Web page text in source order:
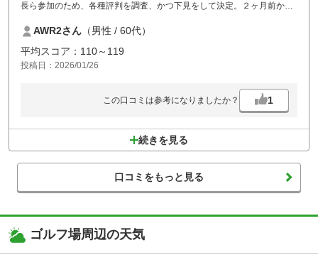
長ら参加のため、各種評判を調査、かつ下見をして決定。２ヶ月前から
切丁寧に対応してくれた。
さて当日は雪模様。前半は何とかなり、昼食中は晴れ間が見えてきた
が、後半途中に降雪が酷くなり、ゴルフ場側からクローズの連絡(判断は
適切)。誘導車が来るまで全組が茶屋で待機し、クラブハウスに戻った。
バタ状態。滅多にないことなので仕方ないものの、クラブ側責任者を明
確にして、プレーヤーに声掛けするようにすると良いでしょう。
2）地域の中ではやや高めの価格設定だが、コース整備はよく、またプ
AWR2さん （男性 / 60代）
平均スコア：110～119
投稿日：2026/01/26
この口コミは参考になりましたか？ 1
続きを見る
口コミをもっと見る
ゴルフ場周辺の天気